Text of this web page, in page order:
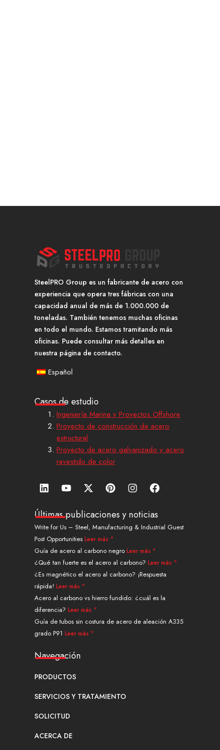
SteelPRO Group es un fabricante de acero con
experiencia que opera tres fábricas con una
capacidad anual de más de 1.000.000 de
toneladas. También tenemos muchas oficinas
en todo el mundo. Estamos tramitando más
oficinas. Puede consultar más detalles en
nuestra página de contacto.
Español
Casos de estudio
Ingeniería Marina y Proyectos Offshore
Proyecto de construcción de acero
estructural
Proyecto de acero galvanizado y acero
revestido de color
L
i
k
e
d
i
n
Y
o
t
u
b
e
X
-
w
i
t
t
e
r
P
i
t
e
r
e
s
t
I
n
t
a
g
a
m
F
a
e
b
o
k
Últimas publicaciones y noticias
Write for Us – Steel, Manufacturing & Industrial Guest
Post Opportunities Leer más "
Guía de acero al carbono negro Leer más "
¿Qué tan fuerte es el acero al carbono? Leer más "
¿Es magnético el acero al carbono? ¡Respuesta
rápida! Leer más "
Acero al carbono vs hierro fundido: ¿cuál es la
diferencia? Leer más "
Guía de tubos sin costura de acero de aleación A335
grado P91 Leer más "
Navegación
PRODUCTOS
SERVICIOS Y TRATAMIENTO
SOLICITUD
ACERCA DE